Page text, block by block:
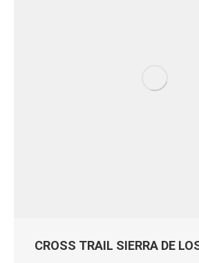
CROSS TRAIL SIERRA DE